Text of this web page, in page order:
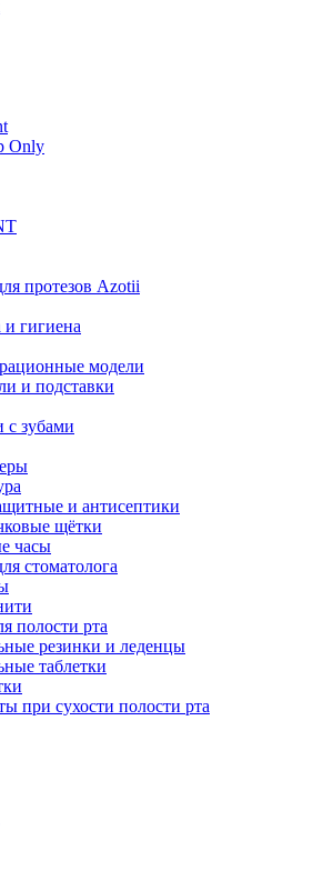
Only
протезов Azotii
гигиена
модели
и подставки
зубами
и антисептики
щётки
часы
стоматолога
полости рта
резинки и леденцы
таблетки
при сухости полости рта